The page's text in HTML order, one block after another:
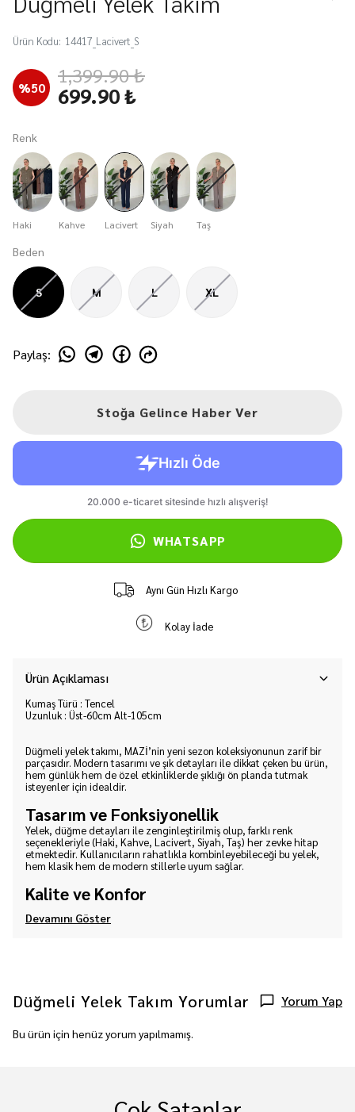
Ürün Kodu: 14417_Lacivert_S
%50 1,399.90 ₺
699.90 ₺
Renk
Haki Kahve Lacivert Siyah Taş
Beden
S M L XL
Paylaş:
Stoğa Gelince Haber Ver
WHATSAPP
Aynı Gün Hızlı Kargo
Kolay İade
Ürün Açıklaması
Kumaş Türü : Tencel
Uzunluk : Üst-60cm Alt-105cm
Düğmeli yelek takımı, MAZİ’nin yeni sezon koleksiyonunun zarif bir
parçasıdır. Modern tasarımı ve şık detayları ile dikkat çeken bu ürün,
hem günlük hem de özel etkinliklerde şıklığı ön planda tutmak
isteyenler için idealdir.
Tasarım ve Fonksiyonellik
Yelek, düğme detayları ile zenginleştirilmiş olup, farklı renk
seçenekleriyle (Haki, Kahve, Lacivert, Siyah, Taş) her zevke hitap
etmektedir. Kullanıcıların rahatlıkla kombinleyebileceği bu yelek,
hem klasik hem de modern stillerle uyum sağlar.
Kalite ve Konfor
Devamını Göster
Düğmeli Yelek Takım Yorumlar Yorum Yap
Bu ürün için henüz yorum yapılmamış.